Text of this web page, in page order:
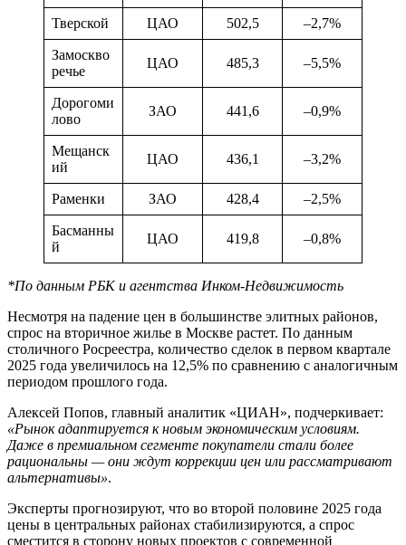
Тверской ЦАО 502,5 –2,7%
Замоскво
речье
ЦАО 485,3 –5,5%
Дорогоми
лово
ЗАО 441,6 –0,9%
Мещанск
ий
ЦАО 436,1 –3,2%
Раменки ЗАО 428,4 –2,5%
Басманны
й
ЦАО 419,8 –0,8%
*По данным РБК и агентства Инком-Недвижимость
Несмотря на падение цен в большинстве элитных районов,
спрос на вторичное жилье в Москве растет. По данным
столичного Росреестра, количество сделок в первом квартале
2025 года увеличилось на 12,5% по сравнению с аналогичным
периодом прошлого года.
Алексей Попов, главный аналитик «ЦИАН», подчеркивает:
«Рынок адаптируется к новым экономическим условиям.
Даже в премиальном сегменте покупатели стали более
рациональны — они ждут коррекции цен или рассматривают
альтернативы».
Эксперты прогнозируют, что во второй половине 2025 года
цены в центральных районах стабилизируются, а спрос
сместится в сторону новых проектов с современной